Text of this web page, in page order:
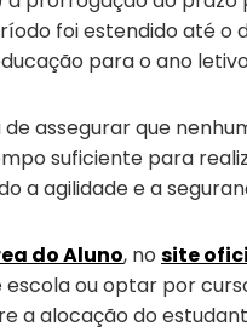
foi estendido até o
para o ano
assegurar que
suficiente para
a agilidade e a
do Aluno, no site
ou optar por
a alocação do